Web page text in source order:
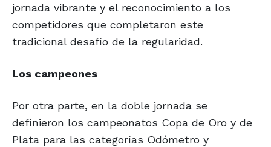
jornada vibrante y el reconocimiento a los
competidores que completaron este
tradicional desafío de la regularidad.
Los campeones
Por otra parte, en la doble jornada se
definieron los campeonatos Copa de Oro y de
Plata para las categorías Odómetro y